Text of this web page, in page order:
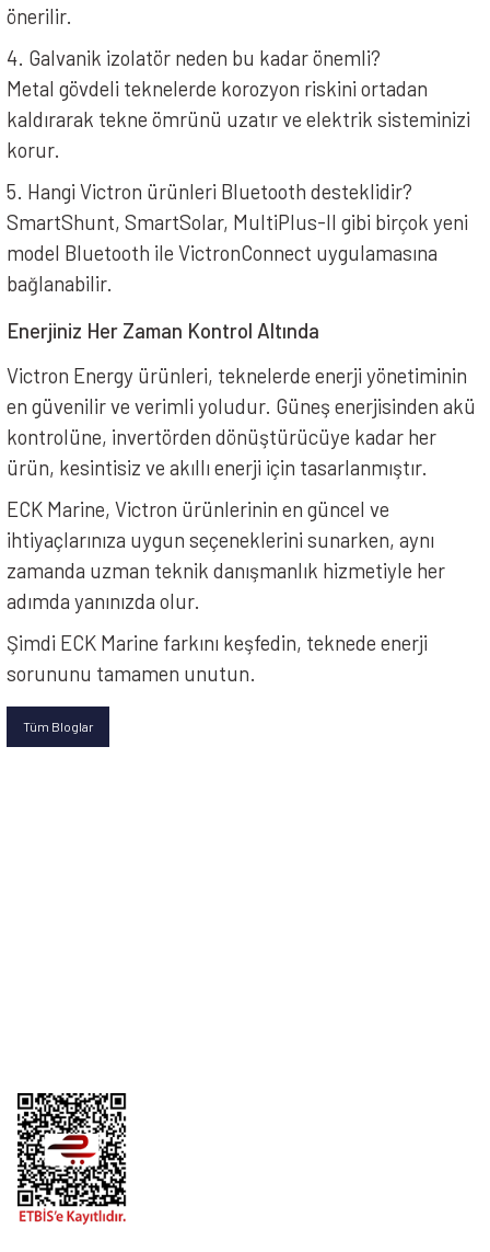
önerilir.
4. Galvanik izolatör neden bu kadar önemli?
Metal gövdeli teknelerde korozyon riskini ortadan
kaldırarak tekne ömrünü uzatır ve elektrik sisteminizi
korur.
5. Hangi Victron ürünleri Bluetooth desteklidir?
SmartShunt, SmartSolar, MultiPlus-II gibi birçok yeni
model Bluetooth ile VictronConnect uygulamasına
bağlanabilir.
Enerjiniz Her Zaman Kontrol Altında
Victron Energy ürünleri, teknelerde enerji yönetiminin
en güvenilir ve verimli yoludur. Güneş enerjisinden akü
kontrolüne, invertörden dönüştürücüye kadar her
ürün, kesintisiz ve akıllı enerji için tasarlanmıştır.
ECK Marine, Victron ürünlerinin en güncel ve
ihtiyaçlarınıza uygun seçeneklerini sunarken, aynı
zamanda uzman teknik danışmanlık hizmetiyle her
adımda yanınızda olur.
Şimdi ECK Marine farkını keşfedin, teknede enerji
sorununu tamamen unutun.
Tüm Bloglar